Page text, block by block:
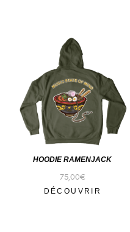
HOODIE RAMENJACK
75,00€
DÉCOUVRIR